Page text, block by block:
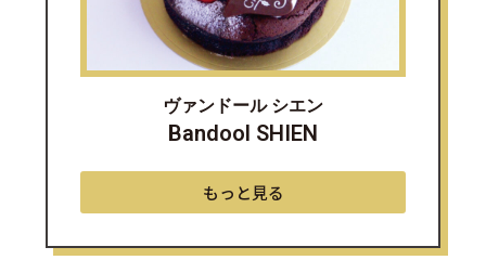
ヴァンドール シエン
Bandool SHIEN
もっと見る